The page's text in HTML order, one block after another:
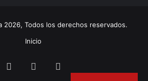
2026, Todos los derechos reservados.
Inicio
FacebookTwitter